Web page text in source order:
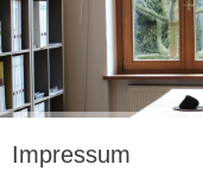
Impressum